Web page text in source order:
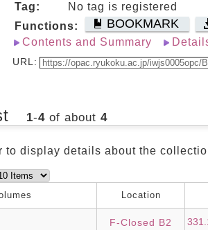
Tag:
No tag is registered
Functions:
BOOKMARK
Contents and Summary
URL:
1-4of about 4
to display details about the
Location
F-Closed B2